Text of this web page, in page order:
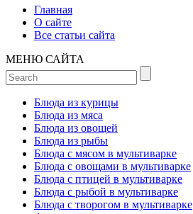
Главная
О сайте
Все статьи сайта
МЕНЮ САЙТА
Блюда из курицы
Блюда из мяса
Блюда из овощей
Блюда из рыбы
Блюда с мясом в мультиварке
Блюда с овощами в мультиварке
Блюда с птицей в мультиварке
Блюда с рыбой в мультиварке
Блюда с творогом в мультиварке